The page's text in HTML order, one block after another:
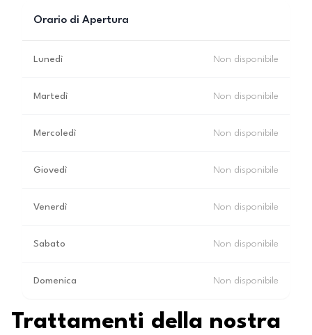
Orario di Apertura
Lunedì Non disponibile
Martedì Non disponibile
Mercoledì Non disponibile
Giovedì Non disponibile
Venerdì Non disponibile
Sabato Non disponibile
Domenica Non disponibile
Trattamenti della nostra